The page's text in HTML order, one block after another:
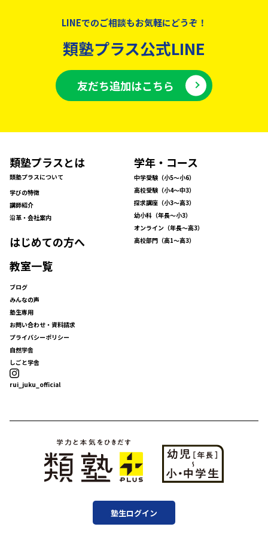
LINEでのご相談もお気軽にどうぞ！
類塾プラス公式LINE
友だち追加はこちら
塾生ログイン
類塾プラスとは
類塾プラスについて
学びの特徴
講師紹介
沿革・会社案内
はじめての方へ
教室一覧
学年・コース
中学受験（小5〜小6）
高校受験（小4〜中3）
探求講座（小3〜高3）
幼小科（年長〜小3）
オンライン（年長〜高3）
高校部門（高1〜高3）
ブログ
みんなの声
塾生専用
お問い合わせ・資料請求
プライバシーポリシー
自然学舎
しごと学舎
rui_juku_official